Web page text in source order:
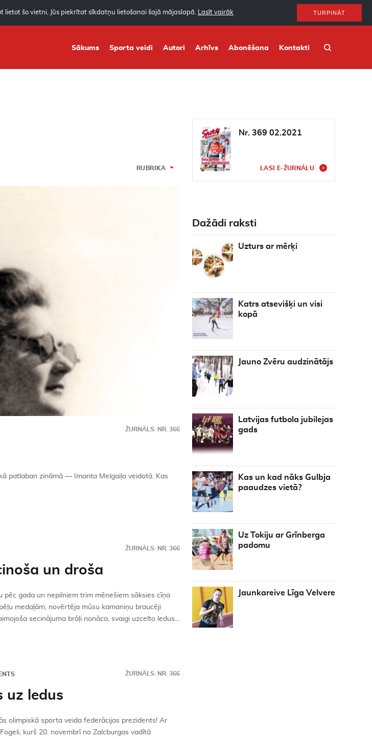
šo vietni, Jūs piekrītat sīkdatņu lietošanai šajā mājaslapā. Lasīt vairāk TURPINĀT
Sākums Sporta veidi Autori Arhīvs Abonēšana Kontakti
RUBRIKA
ŽURNĀLS: NR. 366
patlaban zināmā — Imanta Melgaiļa veidotā. Kas
ŽURNĀLS: NR. 366
un droša
pēc gada un nepilniem trim mēnešiem sāksies cīņa
medaļām, novērtēja mūsu kamaniņu braucēji
secinājuma brāļi nonāca, svaigi uzcelto ledus...
ŽURNĀLS: NR. 366
uz ledus
olimpiskā sporta veida federācijas prezidents! Ar
kurš 20. novembrī no Zalcburgas vadītā
Nr. 369 02.2021
LASI E-ŽURNĀLU
Dažādi raksti
Uzturs ar mērķi
Katrs atsevišķi un visi
kopā
Jauno Zvēru audzinātājs
Latvijas futbola jubilejas
gads
Kas un kad nāks Gulbja
paaudzes vietā?
Uz Tokiju ar Grīnberga
padomu
Jaunkareive Līga Velvere